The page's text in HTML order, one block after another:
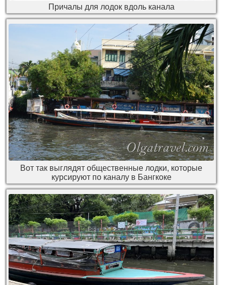
Причалы для лодок вдоль канала
Вот так выглядят общественные лодки, которые
курсируют по каналу в Бангкоке